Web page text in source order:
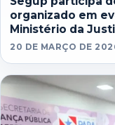
organizado em
Ministério da
20 DE MARÇO DE